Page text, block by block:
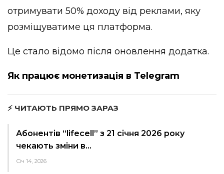
отримувати 50% доходу від реклами, яку
розміщуватиме ця платформа.
Це стало відомо після оновлення додатка.
Як працює монетизація в Telegram
⚡ ЧИТАЮТЬ ПРЯМО ЗАРАЗ
Абонентів “lifecell” з 21 січня 2026 року
чекають зміни в…
Січ 14, 2026